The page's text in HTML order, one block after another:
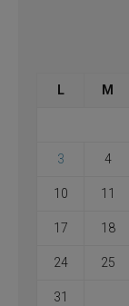
L M
3 4
10 11
17 18
24 25
31